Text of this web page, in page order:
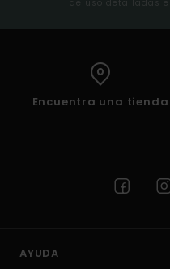
de uso detalladas
Encuentra una tienda
AYUDA